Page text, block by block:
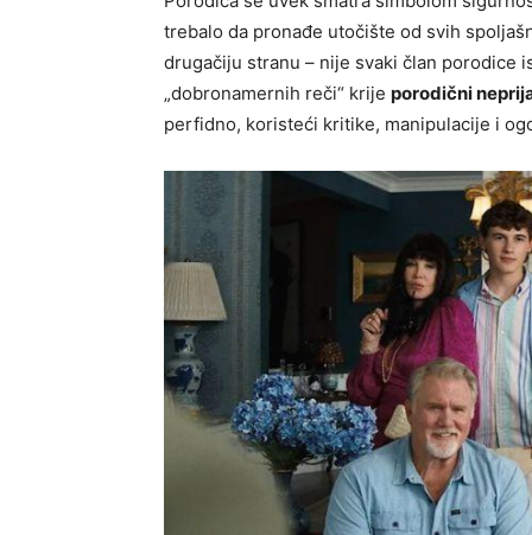
trebalo da pronađe utočište od svih
drugačiju stranu – nije svaki član porodice
„dobronamernih reči“ krije porodični
perfidno, koristeći kritike, manipulacije i